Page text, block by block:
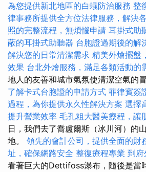
為您提供新北地區的白蟻防治服務 整
律事務所提供全方位法律服務，解決
照的完整流程，無煩惱申請 耳掛式助
蔽的耳掛式助聽器 台胞證過期後的解
解決您的日常清潔需求 精美外燴擺盤
效果 台北外燴服務，滿足各類活動的
地人的友善和城市氣氛使清潔空氣的
了解卡式台胞證的申請方式 菲律賓簽
過程，為你提供永久性解決方案 選擇
提升營業效率 毛孔粗大醫美療程，讓
日，我們去了喬盧爾斯（冰川河）的
地。 領先的會計公司，提供全面的財
址，確保網路安全 整復療程專業 到府
看著巨大的Dettifoss瀑布，隨後是